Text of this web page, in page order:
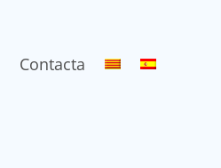
Contacta